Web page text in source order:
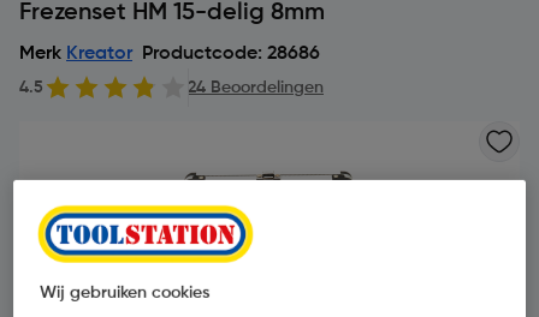
Frezenset HM 15-delig 8mm
Merk Kreator Productcode: 28686
4.5 24 Beoordelingen
Wij gebruiken cookies